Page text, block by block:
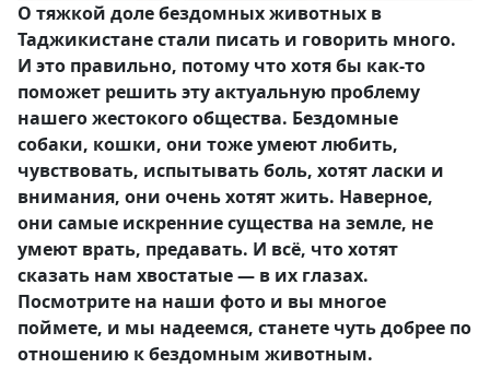
О тяжкой доле бездомных животных в
Таджикистане стали писать и говорить много.
И это правильно, потому что хотя бы как-то
поможет решить эту актуальную проблему
нашего жестокого общества. Бездомные
собаки, кошки, они тоже умеют любить,
чувствовать, испытывать боль, хотят ласки и
внимания, они очень хотят жить. Наверное,
они самые искренние существа на земле, не
умеют врать, предавать. И всё, что хотят
сказать нам хвостатые — в их глазах.
Посмотрите на наши фото и вы многое
поймете, и мы надеемся, станете чуть добрее по
отношению к бездомным животным.